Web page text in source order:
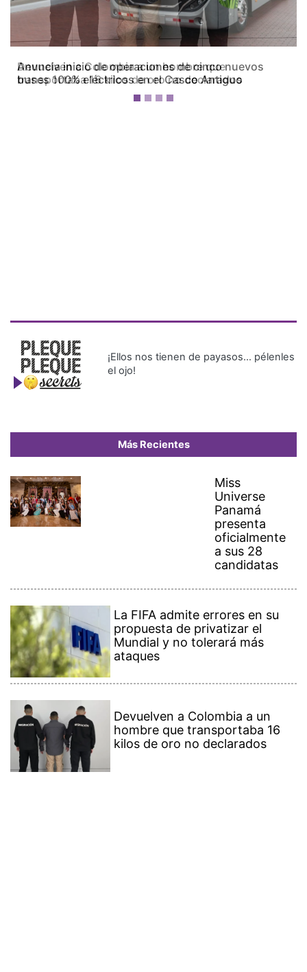
Devuelven a Colombia a un hombre que
transportaba 16 kilos de oro no declarados
¡Ellos nos tienen de payasos… pélenles
el ojo!
Más Recientes
Miss
Universe
Panamá
presenta
oficialmente
a sus 28
candidatas
La FIFA admite errores en su
propuesta de privatizar el
Mundial y no tolerará más
ataques
Devuelven a Colombia a un
hombre que transportaba 16
kilos de oro no declarados